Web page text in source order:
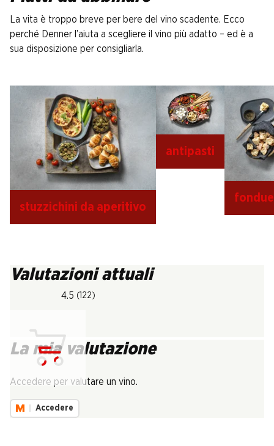
La vita è troppo breve per bere del vino scadente. Ecco
perché Denner l’aiuta a scegliere il vino più adatto – ed è a
sua disposizione per consigliarla.
stuzzichini da aperitivo
antipasti
Valutazioni attuali
4.5 (122)
La mia valutazione
Accedere per valutare un vino.
Accedere